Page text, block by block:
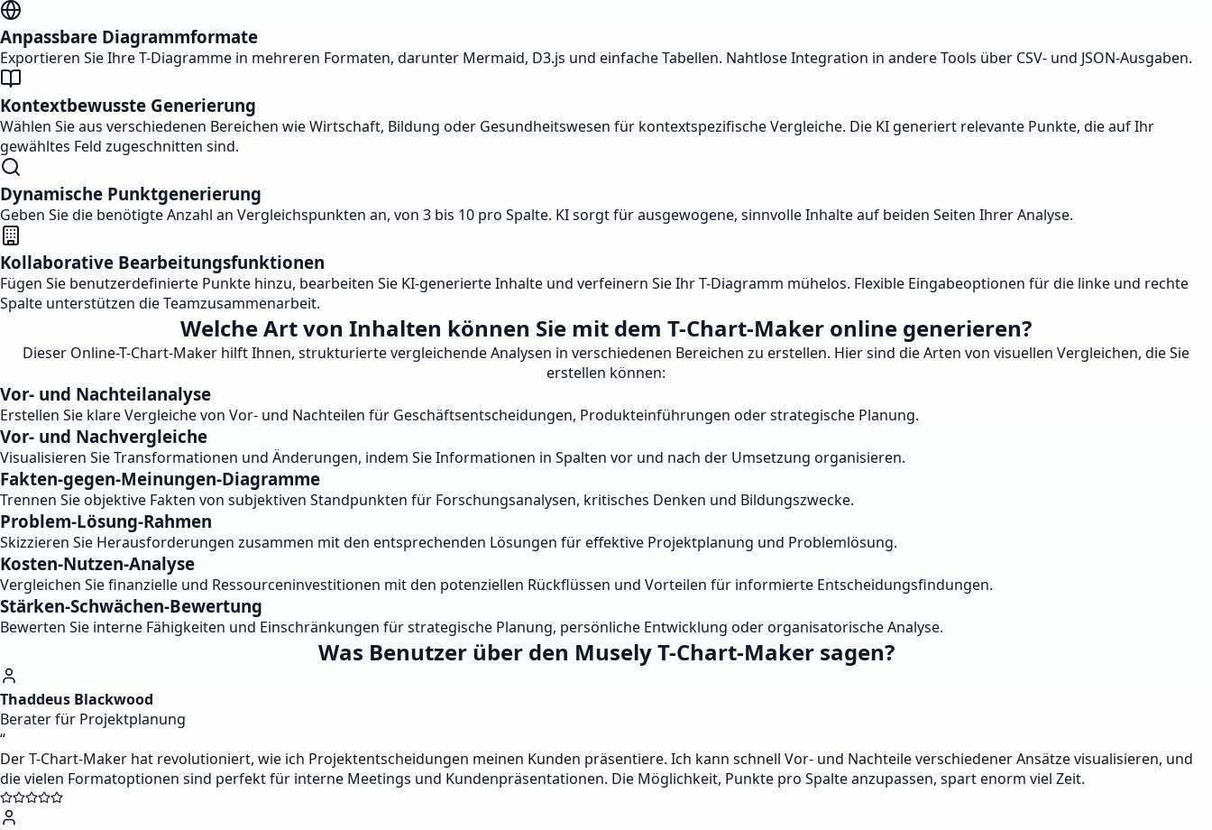
Anpassbare Diagrammformate
Exportieren Sie Ihre T-Diagramme in mehreren Formaten, darunter Mermaid, D3.js und einfache Tabellen. Nahtlose Integration in andere Tools über CSV- und JSON-Ausgaben.
Kontextbewusste Generierung
Wählen Sie aus verschiedenen Bereichen wie Wirtschaft, Bildung oder Gesundheitswesen für kontextspezifische Vergleiche. Die KI generiert relevante Punkte, die auf Ihr
gewähltes Feld zugeschnitten sind.
Dynamische Punktgenerierung
Geben Sie die benötigte Anzahl an Vergleichspunkten an, von 3 bis 10 pro Spalte. KI sorgt für ausgewogene, sinnvolle Inhalte auf beiden Seiten Ihrer Analyse.
Kollaborative Bearbeitungsfunktionen
Fügen Sie benutzerdefinierte Punkte hinzu, bearbeiten Sie KI-generierte Inhalte und verfeinern Sie Ihr T-Diagramm mühelos. Flexible Eingabeoptionen für die linke und rechte
Spalte unterstützen die Teamzusammenarbeit.
Welche Art von Inhalten können Sie mit dem T-Chart-Maker online generieren?
Dieser Online-T-Chart-Maker hilft Ihnen, strukturierte vergleichende Analysen in verschiedenen Bereichen zu erstellen. Hier sind die Arten von visuellen Vergleichen, die Sie
erstellen können:
Vor- und Nachteilanalyse
Erstellen Sie klare Vergleiche von Vor- und Nachteilen für Geschäftsentscheidungen, Produkteinführungen oder strategische Planung.
Vor- und Nachvergleiche
Visualisieren Sie Transformationen und Änderungen, indem Sie Informationen in Spalten vor und nach der Umsetzung organisieren.
Fakten-gegen-Meinungen-Diagramme
Trennen Sie objektive Fakten von subjektiven Standpunkten für Forschungsanalysen, kritisches Denken und Bildungszwecke.
Problem-Lösung-Rahmen
Skizzieren Sie Herausforderungen zusammen mit den entsprechenden Lösungen für effektive Projektplanung und Problemlösung.
Kosten-Nutzen-Analyse
Vergleichen Sie finanzielle und Ressourceninvestitionen mit den potenziellen Rückflüssen und Vorteilen für informierte Entscheidungsfindungen.
Stärken-Schwächen-Bewertung
Bewerten Sie interne Fähigkeiten und Einschränkungen für strategische Planung, persönliche Entwicklung oder organisatorische Analyse.
Was Benutzer über den Musely T-Chart-Maker sagen?
Thaddeus Blackwood
Berater für Projektplanung
“
Der T-Chart-Maker hat revolutioniert, wie ich Projektentscheidungen meinen Kunden präsentiere. Ich kann schnell Vor- und Nachteile verschiedener Ansätze visualisieren, und
die vielen Formatoptionen sind perfekt für interne Meetings und Kundenpräsentationen. Die Möglichkeit, Punkte pro Spalte anzupassen, spart enorm viel Zeit.